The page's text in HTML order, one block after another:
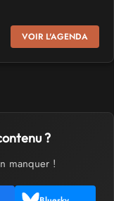
et des loisirs
VOIR L'AGENDA
?
manquer !